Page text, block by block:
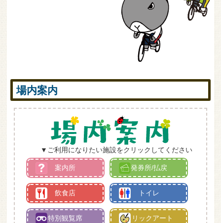
場内案内
▼ご利用になりたい施設をクリックしてください
案内所 発券所/払戻
飲食店 トイレ
特別観覧席 トリックアート